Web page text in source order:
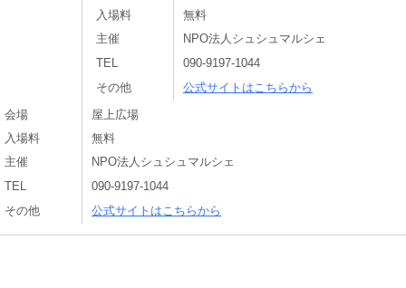
入場料
無料
主催
NPO法人シュシュマルシェ
TEL
090-9197-1044
その他
公式サイトはこちらから
会場
屋上広場
入場料
無料
主催
NPO法人シュシュマルシェ
TEL
090-9197-1044
その他
公式サイトはこちらから